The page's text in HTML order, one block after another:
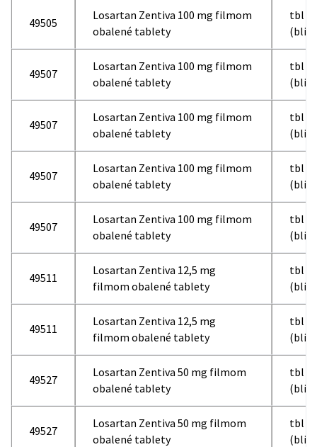
49505
Losartan Zentiva 100 mg filmom
obalené tablety
tbl
49507
Losartan Zentiva 100 mg filmom
obalené tablety
tbl
49507
Losartan Zentiva 100 mg filmom
obalené tablety
tbl
49507
Losartan Zentiva 100 mg filmom
obalené tablety
tbl
49507
Losartan Zentiva 100 mg filmom
obalené tablety
tbl
49511
Losartan Zentiva 12,5 mg
filmom obalené tablety
tbl
49511
Losartan Zentiva 12,5 mg
filmom obalené tablety
tbl
49527
Losartan Zentiva 50 mg filmom
obalené tablety
tbl
49527
Losartan Zentiva 50 mg filmom
obalené tablety
tbl